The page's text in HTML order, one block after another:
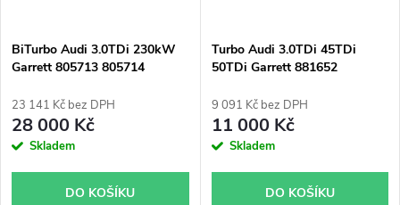
p
r
o
s
p
r
o
BiTurbo Audi 3.0TDi 230kW
Garrett 805713 805714
23 141 Kč bez DPH
28 000 Kč
Skladem
DO KOŠÍKU
Turbo Audi 3.0TDi 45TDi
50TDi Garrett 881652
9 091 Kč bez DPH
11 000 Kč
Skladem
DO KOŠÍKU